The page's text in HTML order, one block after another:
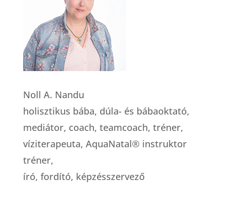
Noll A. Nandu
holisztikus bába, dúla- és bábaoktató,
mediátor, coach, teamcoach, tréner,
víziterapeuta, AquaNatal® instruktor
tréner,
író, fordító, képzésszervező